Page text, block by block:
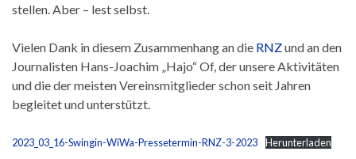
stellen. Aber – lest selbst.
Vielen Dank in diesem Zusammenhang an die RNZund an den
Journalisten Hans-Joachim „Hajo“ Of, der unsere Aktivitäten
und die der meisten Vereinsmitglieder schon seit Jahren
begleitet und unterstützt.
2023_03_16-Swingin-WiWa-Pressetermin-RNZ-3-2023 Herunterladen